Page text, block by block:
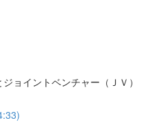
ョイントベンチャー（ＪＶ）